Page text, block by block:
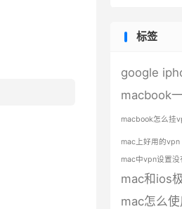
标签
google
macbook
macbook怎么挂
mac上好用的vpn
mac中vpn设置
mac和ios
mac怎么